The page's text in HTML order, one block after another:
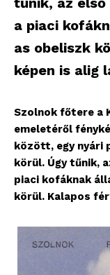
a piaci
as obeliszk
képen is alig
Szolnok főtere a
emeletéről
között, egy nyári
körül. Úgy tűnik,
piaci kofáknak
körül. Kalapos